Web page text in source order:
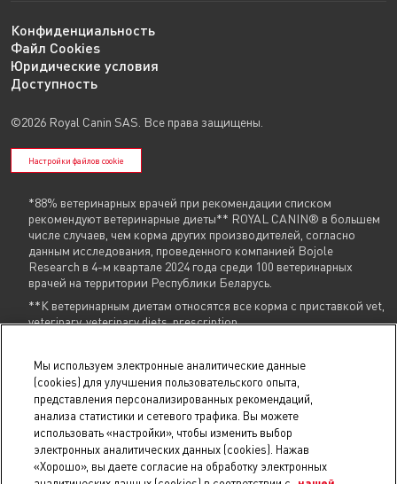
Конфиденциальность
Файл Cookies
Юридические условия
Доступность
©2026 Royal Canin SAS. Все права защищены.
Настройки файлов cookie
*88% ветеринарных врачей при рекомендации списком
рекомендуют ветеринарные диеты** ROYAL CANIN® в большем
числе случаев, чем корма других производителей, согласно
данным исследования, проведенного компанией Bojole
Research в 4-м квартале 2024 года среди 100 ветеринарных
врачей на территории Республики Беларусь.
**К ветеринарным диетам относятся все корма с приставкой vet,
veterinary, veterinary diets, prescription
Указанные контакты ( +375 29 604 86 86,info@royalcanin.by) являются в том
числе контактами для связи по вопросам обращения покупателей о
В торговом реестре с 31 июля 2025 г., № регистрации 754731.
В реестре БелГИЭ с 15 мая 2025 г., № регистрации 206019, адрес ресурса:
royalcanin.by, владелец ресурса: Унитарное предприятие
«РусканБел». Проверить регистрацию.
© 2025 royalcanin.by, Продавец УНП 190806803, регистрация №190806803,
Мы используем электронные аналитические данные
(cookies) для улучшения пользовательского опыта,
представления персонализированных рекомендаций,
анализа статистики и сетевого трафика. Вы можете
использовать «настройки», чтобы изменить выбор
электронных аналитических данных (cookies). Нажав
«Хорошо», вы даете согласие на обработку электронных